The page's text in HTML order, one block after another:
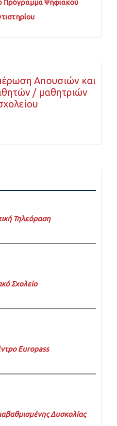
Πρόγραμμα Ψηφιακού
Απουσιών και
/ μαθητριών
Τηλεόραση
Σχολείο
Europass
Δυσκολίας